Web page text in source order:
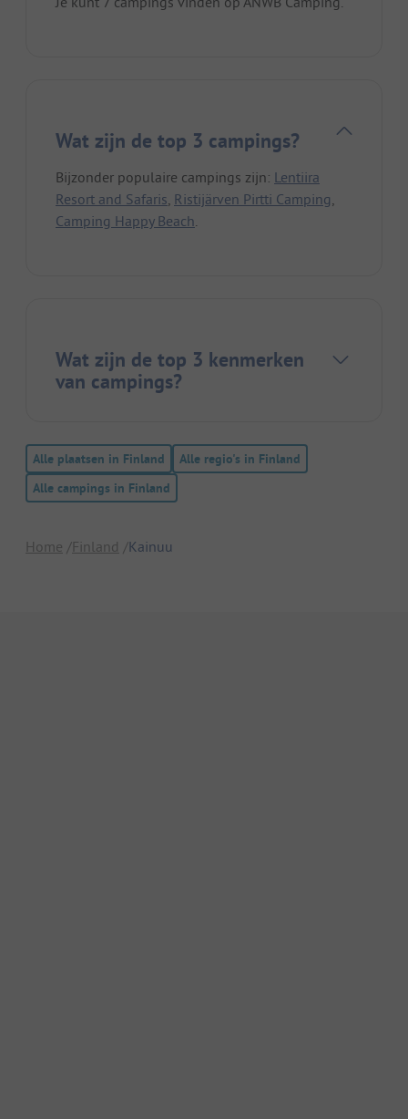
Wat zijn de top 3 campings?
Bijzonder populaire campings zijn: Lentiira
Resort and Safaris, Ristijärven Pirtti Camping,
Camping Happy Beach.
Wat zijn de top 3 kenmerken
van campings?
Alle plaatsen in Finland
Alle regio's in Finland
Alle campings in Finland
Home Finland Kainuu